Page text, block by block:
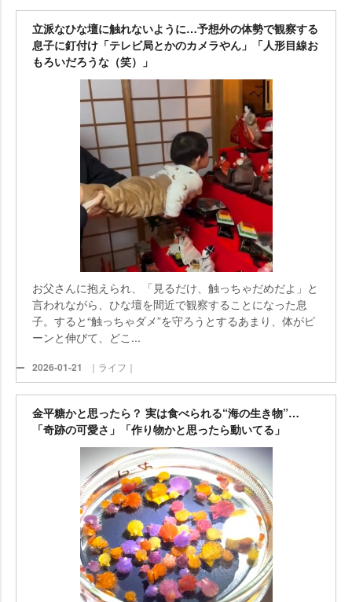
立派なひな壇に触れないように…予想外の体勢で観察する
息子に釘付け「テレビ局とかのカメラやん」「人形目線お
もろいだろうな（笑）」
お父さんに抱えられ、「見るだけ、触っちゃだめだよ」と
言われながら、ひな壇を間近で観察することになった息
子。すると“触っちゃダメ”を守ろうとするあまり、体がピ
ーンと伸びて、どこ...
2026-01-21 ｜ライフ｜
金平糖かと思ったら？ 実は食べられる“海の生き物”…
「奇跡の可愛さ」「作り物かと思ったら動いてる」